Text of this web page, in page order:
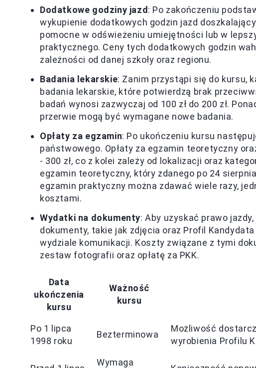
Dodatkowe godziny jazd : Po zakończeniu
wykupienie dodatkowych godzin jazd
pomocne w odświeżeniu umiejętności lub w
praktycznego. Ceny tych dodatkowych godzin
zależności od danej szkoły oraz regionu.
Badania lekarskie: Zanim przystąpi się do kursu,
badania lekarskie, które potwierdzą brak
badań wynosi zazwyczaj od 100 zł do 200 zł.
przerwie mogą być wymagane nowe badania.
Opłaty za egzamin: Po ukończeniu kursu
państwowego. Opłaty za egzamin teoretyczny
- 300 zł, co z kolei zależy od lokalizacji oraz
egzamin teoretyczny, który zdanego po 24
egzamin praktyczny można zdawać wiele razy,
kosztami.
Wydatki na dokumenty: Aby uzyskać prawo
dokumenty, takie jak zdjęcia oraz Profil
wydziale komunikacji. Koszty związane z tymi
zestaw fotografii oraz opłatę za PKK.
Data
ukończenia
kursu
Ważność
kursu
Po 1 lipca
1998 roku
Bezterminowa
Możliwość
wyrobienia Profilu
Wymaga